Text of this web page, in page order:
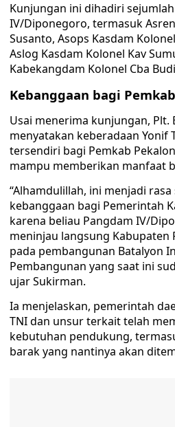
Kunjungan ini dihadiri
IV/Diponegoro, termasuk
Susanto, Asops Kasdam
Aslog Kasdam Kolonel Kav
Kabekangdam Kolonel Cba
Kebanggaan bagi
Usai menerima kunjungan, Plt.
menyatakan keberadaan Yonif
tersendiri bagi Pemkab
mampu memberikan manfaat
“Alhamdulillah, ini menjadi
kebanggaan bagi Pemerintah
karena beliau Pangdam IV/
meninjau langsung Kabupaten
pada pembangunan Batalyon
Pembangunan yang saat ini
ujar Sukirman.
Ia menjelaskan, pemerintah
TNI dan unsur terkait telah
kebutuhan pendukung,
barak yang nantinya akan